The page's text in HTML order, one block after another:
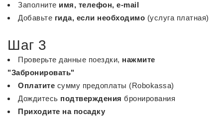
Заполните имя, телефон, e-mail
Добавьте гида, если необходимо (услуга платная)
Шаг 3
Проверьте данные поездки, нажмите
"Забронировать"
Оплатите сумму предоплаты (Robokassa)
Дождитесь подтверждения бронирования
Приходите на посадку